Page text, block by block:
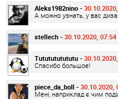
Aleks1982nino -
А можно узнать, у вас
stellech - 30.10.2020, 07:54
Tututututututu -
Спасибо большое!
piece_da_boll - 30.10.2020,
Мені, наприклад є чим